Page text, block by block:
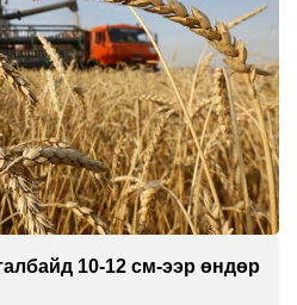
10-12 см-ээр өндөр